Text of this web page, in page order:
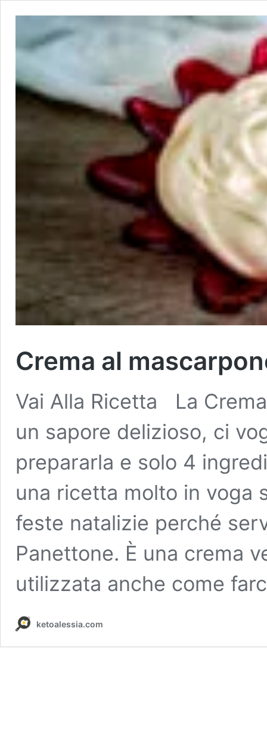
Crema al
Vai Alla Ricetta La
un sapore delizioso, ci
prepararla e solo 4
una ricetta molto in voga
feste natalizie perché
Panettone. È una crema
utilizzata anche come
ketoalessia.com